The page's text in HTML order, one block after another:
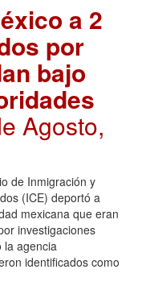
a 2
por
bajo
Agosto,
de Inmigración y
(ICE) deportó a
mexicana que eran
investigaciones
la agencia
identificados como